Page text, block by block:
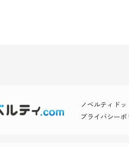
ノベルティド
プライバシーポ